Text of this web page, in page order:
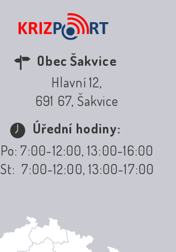
Obec Šakvice
Hlavní 12,
691 67, Šakvice
Úřední hodiny:
Po: 7:00-12:00, 13:00-16:00
St: 7:00-12:00, 13:00-17:00